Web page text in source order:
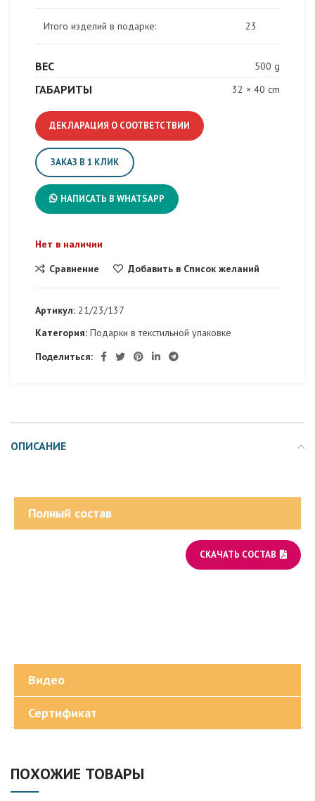
Итого изделий в подарке: 23
ВЕС 500 g
ГАБАРИТЫ 32 × 40 cm
ДЕКЛАРАЦИЯ О СООТВЕТСТВИИ
ЗАКАЗ В 1 КЛИК
НАПИСАТЬ В WHATSAPP
Нет в наличии
Сравнение
Добавить в Список желаний
Артикул: 21/23/137
Категория: Подарки в текстильной упаковке
Поделиться:
ОПИСАНИЕ
Полный состав
СКАЧАТЬ СОСТАВ
Видео
Сертификат
ПОХОЖИЕ ТОВАРЫ